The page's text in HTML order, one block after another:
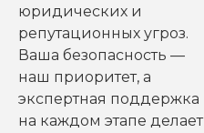
юридических и
репутационных угроз.
Ваша безопасность —
наш приоритет, а
экспертная поддержка
на каждом этапе делает